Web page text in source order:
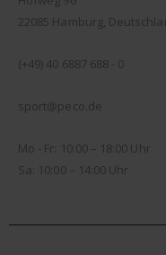
22085 Hamburg,
(+49) 40 6887 688 - 0
sport@peco.de
Mo - Fr: 10:00 – 18:00 Uhr
Sa: 10:00 – 14:00 Uhr